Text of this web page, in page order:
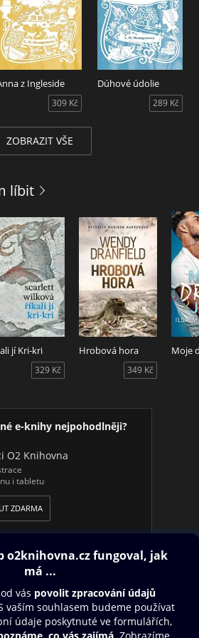
z Ingleside
309 Kč
Dúhové údolie
289 Kč
ZOBRAZIT VŠE
líbit
jí Kri-kri
329 Kč
Hrobová hora
349 Kč
Moje
e-knihy nejpohodlněji?
O2 Knihovna
i tabletu
ZDARMA